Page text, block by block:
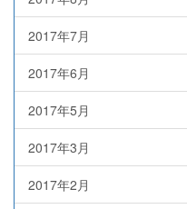
2017年7月
2017年6月
2017年5月
2017年3月
2017年2月